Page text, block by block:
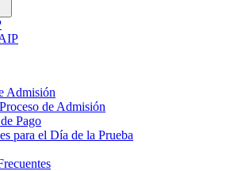
Admisión
de Admisión
Pago
para el Día de la Prueba